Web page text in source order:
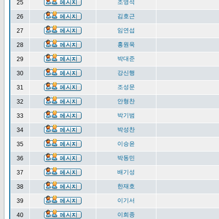
25 조영석
26 김호근
27 임연섭
28 홍원욱
29 박대준
30 강신행
31 조성문
32 안형찬
33 박기범
34 박성찬
35 이승윤
36 박동민
37 배기성
38 한재호
39 이기서
40 이희종